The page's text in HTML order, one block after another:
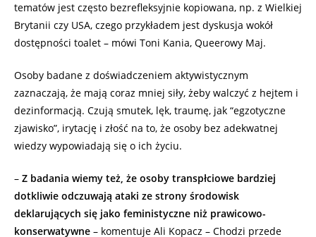
tematów jest często bezrefleksyjnie kopiowana, np. z Wielkiej
Brytanii czy USA, czego przykładem jest dyskusja wokół
dostępności toalet – mówi Toni Kania, Queerowy Maj.
Osoby badane z doświadczeniem aktywistycznym
zaznaczają, że mają coraz mniej siły, żeby walczyć z hejtem i
dezinformacją. Czują smutek, lęk, traumę, jak “egzotyczne
zjawisko”, irytację i złość na to, że osoby bez adekwatnej
wiedzy wypowiadają się o ich życiu.
– Z badania wiemy też, że osoby transpłciowe bardziej
dotkliwie odczuwają ataki ze strony środowisk
deklarujących się jako feministyczne niż prawicowo-
konserwatywne – komentuje Ali Kopacz – Chodzi przede